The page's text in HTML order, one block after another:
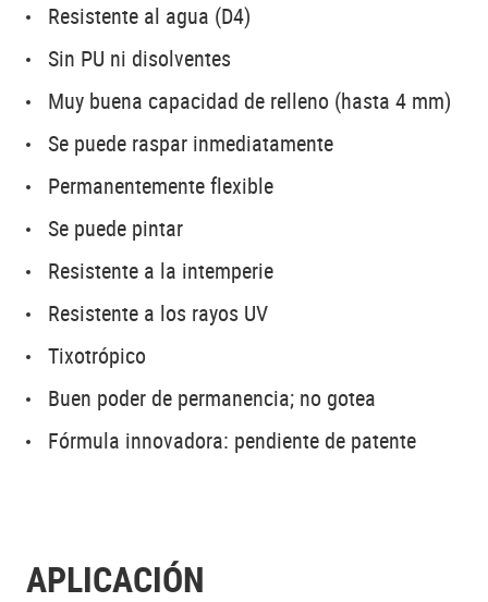
Resistente al agua (D4)
Sin PU ni disolventes
Muy buena capacidad de relleno (hasta 4 mm)
Se puede raspar inmediatamente
Permanentemente flexible
Se puede pintar
Resistente a la intemperie
Resistente a los rayos UV
Tixotrópico
Buen poder de permanencia; no gotea
Fórmula innovadora: pendiente de patente
APLICACIÓN